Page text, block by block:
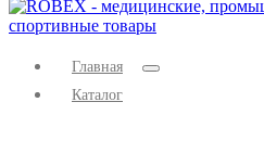
Главная
Каталог